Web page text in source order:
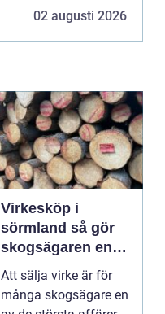
02 augusti 2026
Virkesköp i
sörmland så gör
skogsägaren en
trygg och lönsam
affär
Att sälja virke är för
många skogsägare en